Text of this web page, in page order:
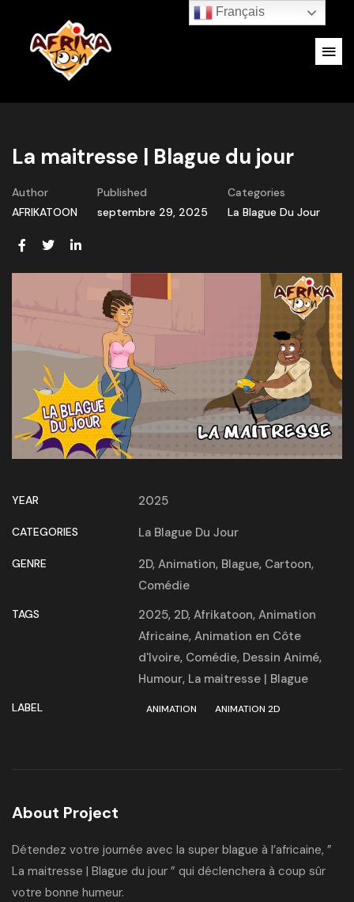
La maitresse | Blague du jour
Author
AFRIKATOON
Published
septembre 29, 2025
Categories
La Blague Du Jour
YEAR 2025
CATEGORIES La Blague Du Jour
GENRE 2D, Animation, Blague, Cartoon,
Comédie
TAGS 2025, 2D, Afrikatoon, Animation
Africaine, Animation en Côte
d'Ivoire, Comédie, Dessin Animé,
Humour, La maitresse | Blague
LABEL ANIMATION ANIMATION 2D
About Project
Détendez votre journée avec la super blague à l’africaine, ”
La maitresse | Blague du jour ” qui déclenchera à coup sûr
votre bonne humeur.
Français